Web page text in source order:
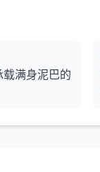
满身泥巴的